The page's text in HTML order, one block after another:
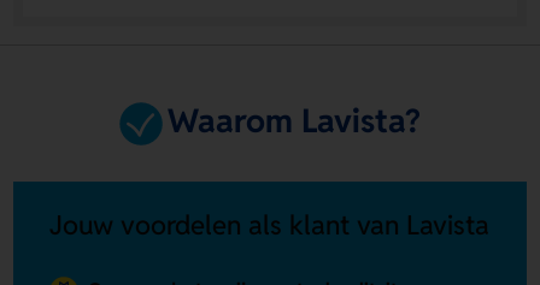
Waarom Lavista?
Jouw voordelen als klant van Lavista